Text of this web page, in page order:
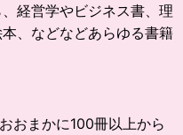
経営学やビジネス書、理
、などなどあらゆる書籍
おまかに100冊以上から